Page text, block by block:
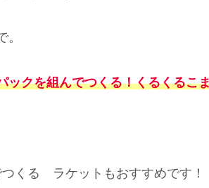
。
ックを組んでつくる！くるくるこ
つくる ラケットもおすすめです！